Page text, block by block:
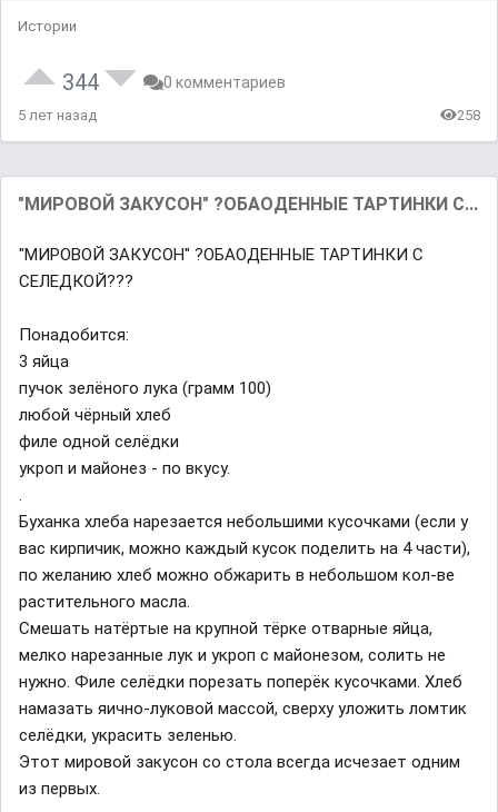
Истории
344 0 комментариев
5 лет назад 258
"МИРОВОЙ ЗАКУСОН" ?ОБАОДЕННЫЕ ТАРТИНКИ С...
"МИРОВОЙ ЗАКУСОН" ?ОБАОДЕННЫЕ ТАРТИНКИ С
СЕЛЕДКОЙ???
Понадобится:
3 яйца
пучок зелёного лука (грамм 100)
любой чёрный хлеб
филе одной селёдки
укроп и майонез - по вкусу.
.
Буханка хлеба нарезается небольшими кусочками (если у
вас кирпичик, можно каждый кусок поделить на 4 части),
по желанию хлеб можно обжарить в небольшом кол-ве
растительного масла.
Смешать натёртые на крупной тёрке отварные яйца,
мелко нарезанные лук и укроп с майонезом, солить не
нужно. Филе селёдки порезать поперёк кусочками. Хлеб
намазать яично-луковой массой, сверху уложить ломтик
селёдки, украсить зеленью.
Этот мировой закусон со стола всегда исчезает одним
из первых.